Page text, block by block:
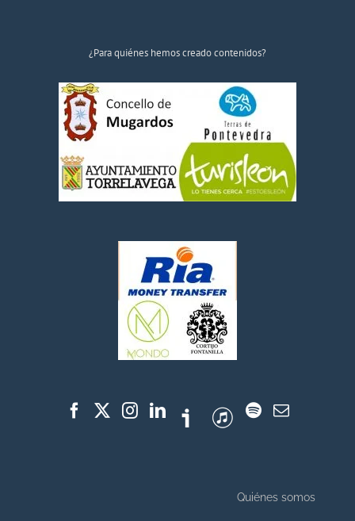
¿Para quiénes hemos creado contenidos?
Quiénes somos